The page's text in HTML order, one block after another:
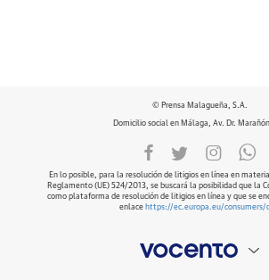
© Prensa Malagueña, S.A.
Domicilio social en Málaga, Av. Dr.
En lo posible, para la resolución de litigios en línea en
Reglamento (UE) 524/2013, se buscará la posibilidad que la
como plataforma de resolución de litigios en línea y que se
enlace https://ec.europa.eu/consumers/